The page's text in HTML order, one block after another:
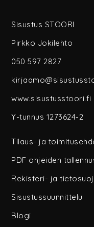
Sisustus STOORI
Pirkko Jokilehto
050 597 2827
www.sisustusstoori.fi
Y-tunnus 1273624-2
Tilaus- ja
PDF ohjeiden
Rekisteri- ja
Sisustussuunnittelu
Blogi